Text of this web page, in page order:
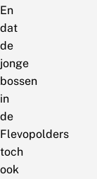
En
dat
de
jonge
bossen
in
de
Flevopolders
toch
ook